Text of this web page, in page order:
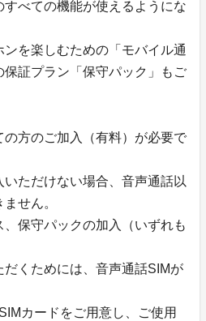
べての機能が使えるようにな
ンを楽しむための「モバイル通
証プラン「保守パック」もご
方のご加入（有料）が必要で
ただけない場合、音声通話以
せん。
保守パックの加入（いずれも
くためには、音声通話SIMが
カードをご用意し、ご使用